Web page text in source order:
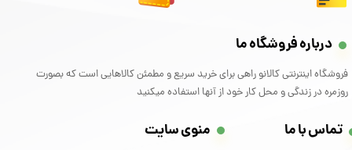
درباره فروشگاه ما
فروشگاه اینترنتی کالانو راهی برای خرید سریع و مطمئن کالاهایی است که بصورت
روزمره در زندگی و محل کار خود از آنها استفاده میکنید
تماس با ما منوی سایت